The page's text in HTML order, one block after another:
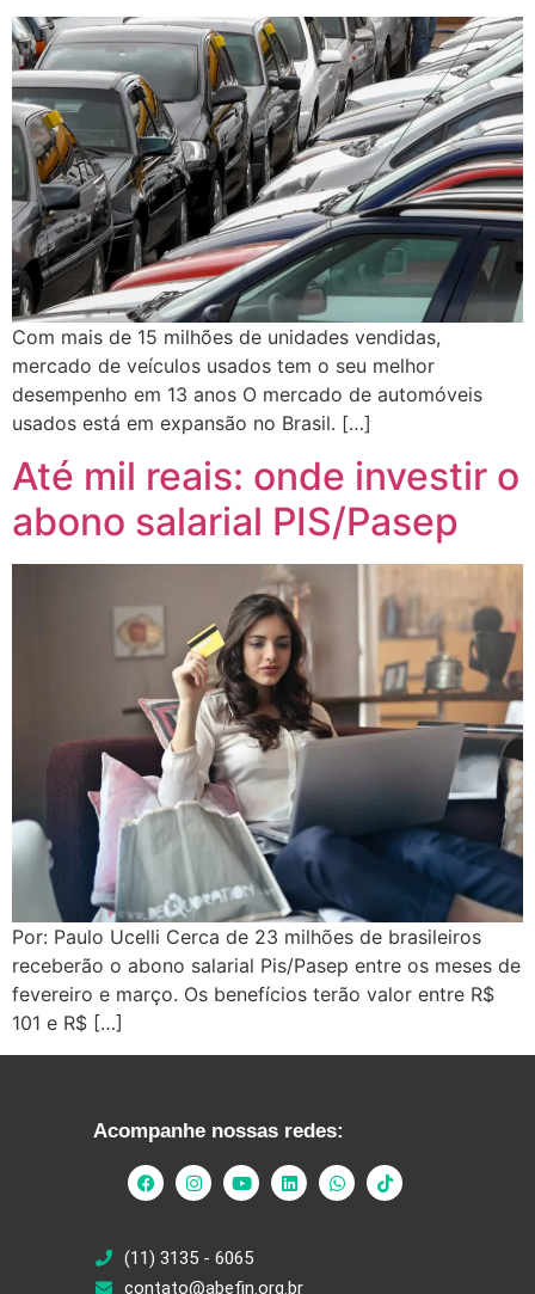
Com mais de 15 milhões de unidades vendidas,
mercado de veículos usados tem o seu melhor
desempenho em 13 anos O mercado de automóveis
usados está em expansão no Brasil. […]
Até mil reais: onde investir o
abono salarial PIS/Pasep
Por: Paulo Ucelli Cerca de 23 milhões de brasileiros
receberão o abono salarial Pis/Pasep entre os meses de
fevereiro e março. Os benefícios terão valor entre R$
101 e R$ […]
Acompanhe nossas redes:
(11) 3135 - 6065
contato@abefin.org.br